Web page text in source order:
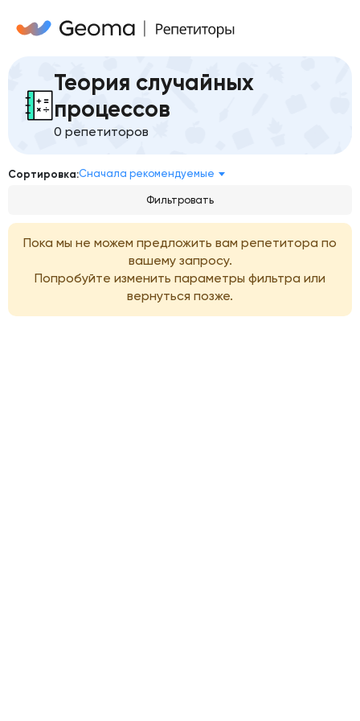
Теория случайных
процессов
0 репетиторов
Сортировка:Сначала рекомендуемые
Фильтровать
Пока мы не можем предложить вам репетитора по
вашему запросу.
Попробуйте изменить параметры фильтра или
вернуться позже.